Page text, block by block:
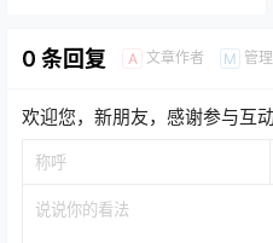
0 条回复 A 文章作者 M 管
欢迎您，新朋友，感谢参与互动